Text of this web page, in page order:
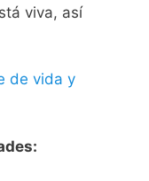
viva, así
de vida y